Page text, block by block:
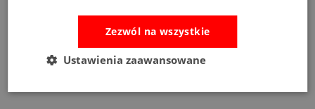
Fat Brain Toys dmuchawa do piłek Air Toobz
Zezwól na wszystkie
Ustawienia zaawansowane